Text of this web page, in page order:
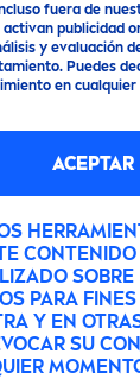
fuera de
publicidad
y evaluación
Puedes
en
ACEPTAR
CONTENIDO
SOBRE
PARA
Y EN
SU